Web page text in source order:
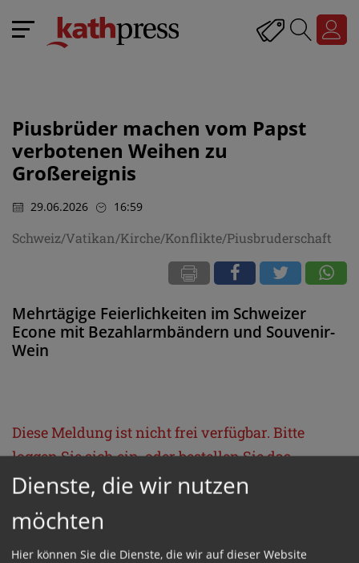
Piusbrüder machen vom Papst
verbotenen Weihen zu
Großereignis
29.06.2026 16:59
Schweiz/Vatikan/Kirche/Konflikte/Piusbruderschaft
Mehrtägige Feierlichkeiten im Schweizer
Econe mit Bezahlarmbändern und Souvenir-
Wein
Diese Meldung ist nicht frei verfügbar. Bitte
loggen Sie sich ein, oder bestellen Sie das
ProduktKathpress_online.
Dienste, die wir nutzen
möchten
Hier können Sie die Dienste, die wir auf dieser Website